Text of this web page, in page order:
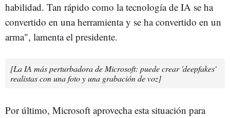
habilidad. Tan rápido como la tecnología de IA se ha
convertido en una herramienta y se ha convertido en un
arma", lamenta el presidente.
[La IA más perturbadora de Microsoft: puede crear 'deepfakes'
realistas con una foto y una grabación de voz]
Por último, Microsoft aprovecha esta situación para